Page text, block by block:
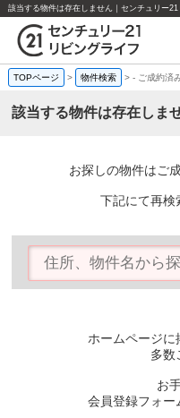
該当する物件は存在しません｜センチュリー21
TOPページ > 物件検索 >- ご成約済
該当する物件は存在しま
お探しの物件はご
下記にて再検
ホームページに
多数
お
会員登録フォー